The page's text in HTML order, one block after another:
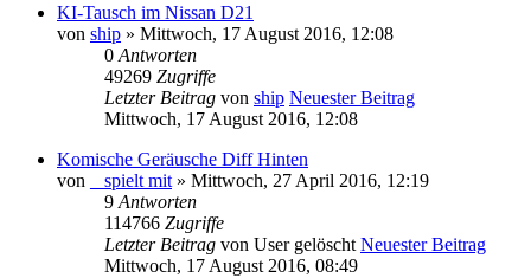
KI-Tausch im Nissan D21
von ship » Mittwoch, 17 August 2016, 12:08
0 Antworten
49269 Zugriffe
Letzter Beitrag von ship Neuester Beitrag
Mittwoch, 17 August 2016, 12:08
Komische Geräusche Diff Hinten
von
_ spielt mit » Mittwoch, 27 April 2016, 12:19
9 Antworten
114766 Zugriffe
Letzter Beitrag von User gelöscht Neuester Beitrag
Mittwoch, 17 August 2016, 08:49